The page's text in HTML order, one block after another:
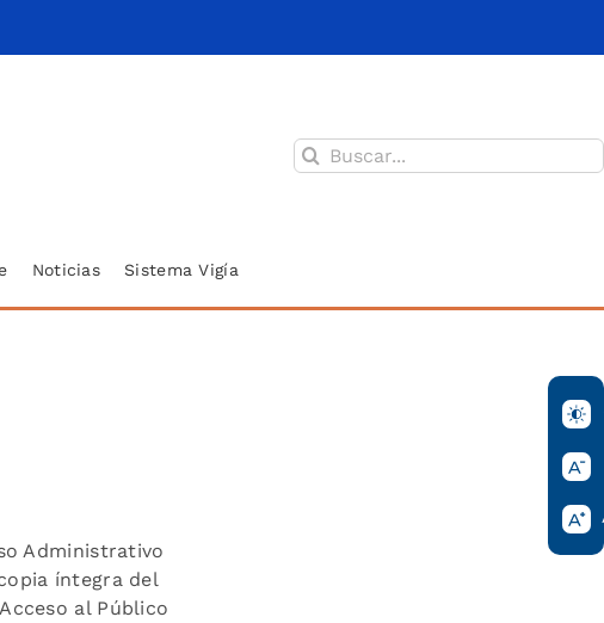
Buscar:
Noticias Sistema Vigía
Administrativo
íntegra del
al Público